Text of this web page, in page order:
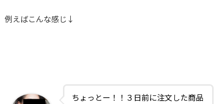
例えばこんな感じ↓
ちょっとー！！３日前に注文した商品